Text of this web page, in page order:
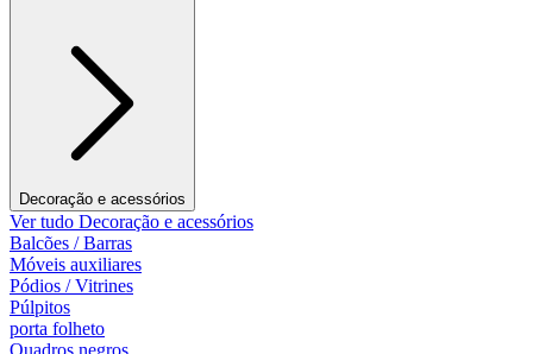
Decoração e acessórios
Ver tudo Decoração e acessórios
Balcões / Barras
Móveis auxiliares
Pódios / Vitrines
Púlpitos
porta folheto